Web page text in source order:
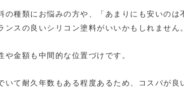
の種類にお悩みの方や、「あまりにも安いの
スの良いシリコン塗料がいいかもしれません。
金額も中間的な位置づけです。
て耐久年数もある程度あるため、コスパが良